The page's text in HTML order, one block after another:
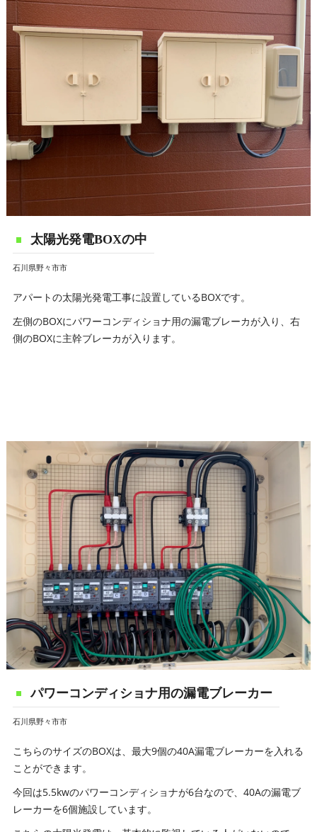
太陽光発電BOXの中
石川県野々市市
アパートの太陽光発電工事に設置しているBOXです。
左側のBOXにパワーコンディショナ用の漏電ブレーカが入り、右
側のBOXに主幹ブレーカが入ります。
パワーコンディショナ用の漏電ブレーカー
石川県野々市市
こちらのサイズのBOXは、最大9個の40A漏電ブレーカーを入れる
ことができます。
今回は5.5kwのパワーコンディショナが6台なので、40Aの漏電ブ
レーカーを6個施設しています。